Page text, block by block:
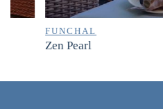
FUNCHAL
Zen Pearl